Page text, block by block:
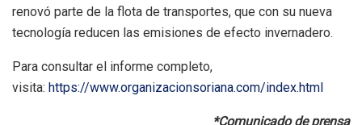
renovó parte de la flota de transportes, que con su nueva
tecnología reducen las emisiones de efecto invernadero.
Para consultar el informe completo,
visita: https://www.organizacionsoriana.com/index.html
*Comunicado de prensa